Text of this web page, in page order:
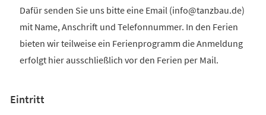
Dafür senden Sie uns bitte eine Email (info@tanzbau.de)
mit Name, Anschrift und Telefonnummer. In den Ferien
bieten wir teilweise ein Ferienprogramm die Anmeldung
erfolgt hier ausschließlich vor den Ferien per Mail.
Eintritt